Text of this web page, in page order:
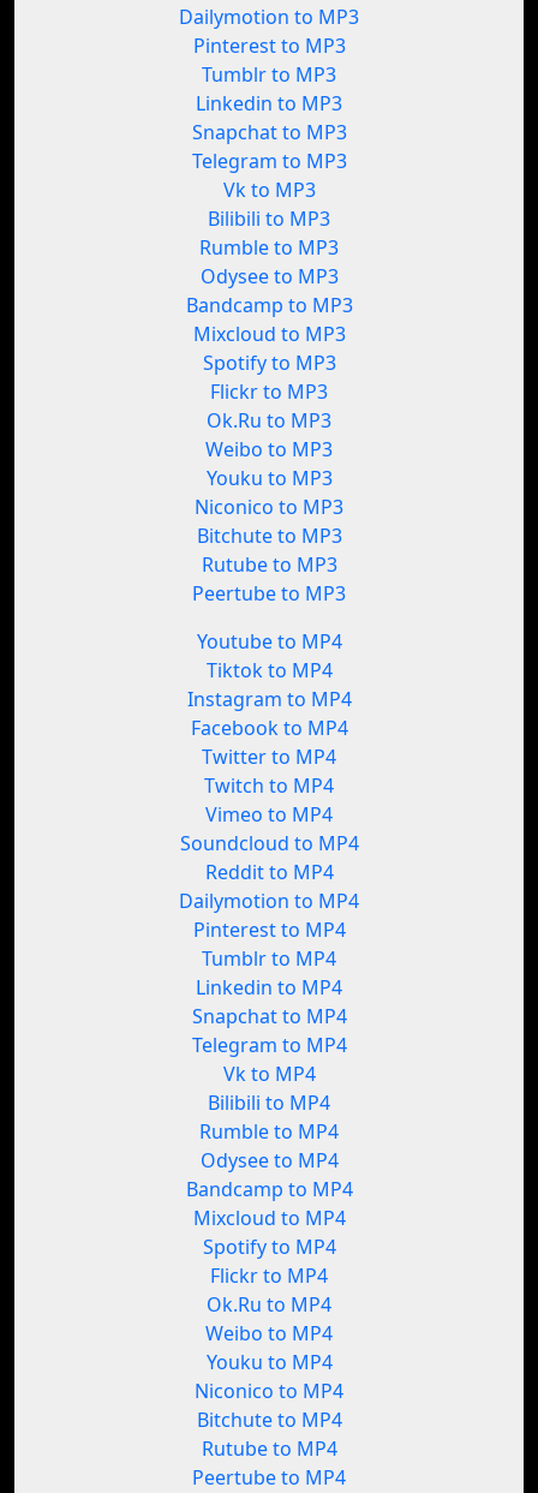
Dailymotion to MP3
Pinterest to MP3
Tumblr to MP3
Linkedin to MP3
Snapchat to MP3
Telegram to MP3
Vk to MP3
Bilibili to MP3
Rumble to MP3
Odysee to MP3
Bandcamp to MP3
Mixcloud to MP3
Spotify to MP3
Flickr to MP3
Ok.Ru to MP3
Weibo to MP3
Youku to MP3
Niconico to MP3
Bitchute to MP3
Rutube to MP3
Peertube to MP3
Youtube to MP4
Tiktok to MP4
Instagram to MP4
Facebook to MP4
Twitter to MP4
Twitch to MP4
Vimeo to MP4
Soundcloud to MP4
Reddit to MP4
Dailymotion to MP4
Pinterest to MP4
Tumblr to MP4
Linkedin to MP4
Snapchat to MP4
Telegram to MP4
Vk to MP4
Bilibili to MP4
Rumble to MP4
Odysee to MP4
Bandcamp to MP4
Mixcloud to MP4
Spotify to MP4
Flickr to MP4
Ok.Ru to MP4
Weibo to MP4
Youku to MP4
Niconico to MP4
Bitchute to MP4
Rutube to MP4
Peertube to MP4